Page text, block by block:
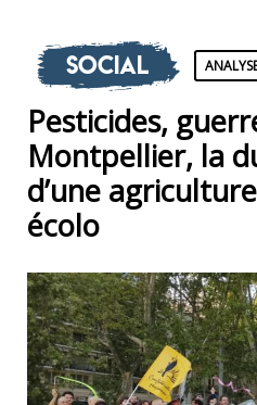
Social
Pesticides,
Montpellier, la
d’une
écolo